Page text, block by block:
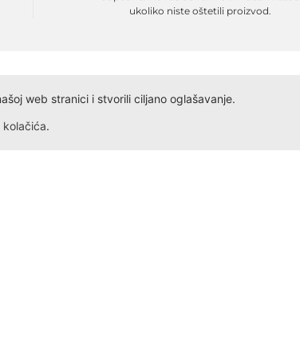
ukoliko niste oštetili proizvod.
web stranici i stvorili ciljano oglašavanje.
kolačića.